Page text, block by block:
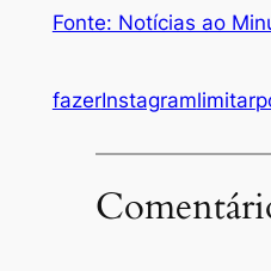
Fonte: Notícias ao
fazerInstagramlimitar